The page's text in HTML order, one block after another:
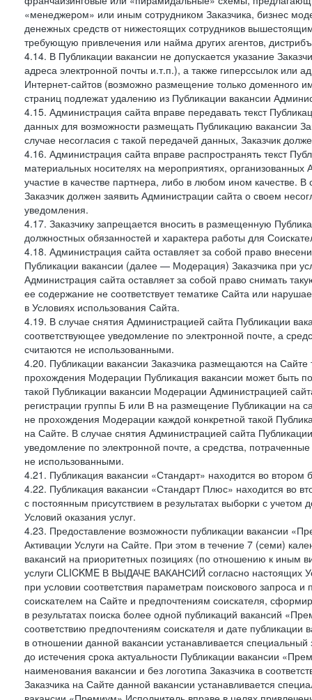
«менеджером» или иным сотрудником Заказчика, бизнес
денежных средств от нижестоящих сотрудников
требующую привлечения или найма других агентов,
4.14. В Публикации вакансии не допускается указание
адреса электронной почты и.т.п.), а также гиперссылок или
Интернет-сайтов (возможно размещение только доменного
страниц подлежат удалению из Публикации вакансии
4.15. Администрация сайта вправе передавать текст
данных для возможности размещать Публикацию вакансии
случае несогласия с такой передачей данных, Заказчик
4.16. Администрация сайта вправе распространять текст
материальных носителях на мероприятиях,
участие в качестве партнера, либо в любом ином качестве.
Заказчик должен заявить Администрации сайта о своем
уведомления.
4.17. Заказчику запрещается вносить в размещенную
должностных обязанностей и характера работы для
4.18. Администрация сайта оставляет за собой право
Публикации вакансии (далее — Модерация) Заказчика при
Администрация сайта оставляет за собой право снимать
ее содержание не соответствует тематике Сайта или
в Условиях использования Сайта.
4.19. В случае снятия Администрацией сайта Публикации
соответствующее уведомление по электронной почте, а
считаются не использованными.
4.20. Публикации вакансии Заказчика размещаются на
прохождения Модерации Публикация вакансии может быть
такой Публикации вакансии Модерации Администрацией
регистрации группы Б или В на размещение Публикации на
не прохождения Модерации каждой конкретной такой
на Сайте. В случае снятия Администрацией сайта
уведомление по электронной почте, а средства,
не использованными.
4.21. Публикация вакансии «Стандарт» находится во втором
4.22. Публикация вакансии «Стандарт Плюс» находится во
с постоянным присутствием в результатах выборки с
Условий оказания услуг.
4.23. Предоставление возможности публикации вакансии
Активации Услуги на Сайте. При этом в течение 7 (семи)
вакансий на приоритетных позициях (по отношению к иным
услуги CLICKME В ВЫДАЧЕ ВАКАНСИЙ согласно настоящих
при условии соответствия параметрам поискового
соискателем на Сайте и предпочтениям соискателя,
в результатах поиска более одной публикаций вакансий
соответствию предпочтениям соискателя и дате
в отношении данной вакансии устанавливается
до истечения срока актуальности Публикации вакансии
наименования вакансии и без логотипа Заказчика в
Заказчика на Сайте данной вакансии устанавливается